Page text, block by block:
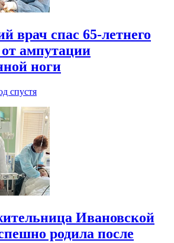
врач спас 65-летнего
ампутации
ноги
спустя
Ивановской
родила после